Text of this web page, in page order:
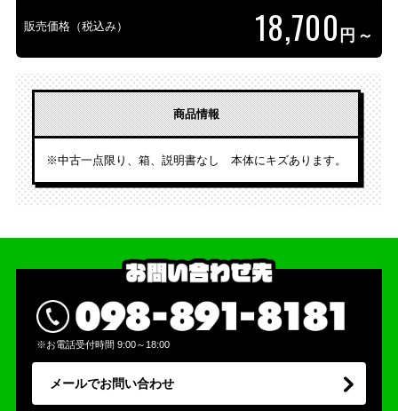
販売価格（税込み） 18,700 円～
商品情報
※中古一点限り、箱、説明書なし 本体にキズあります。
※お電話受付時間 9:00～18:00
メールでお問い合わせ